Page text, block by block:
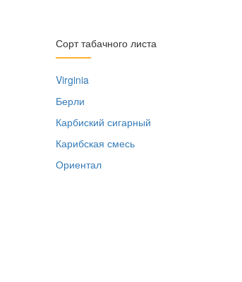
Сорт табачного листа
Virginia
Берли
Карбиский сигарный
Карибская смесь
Ориентал